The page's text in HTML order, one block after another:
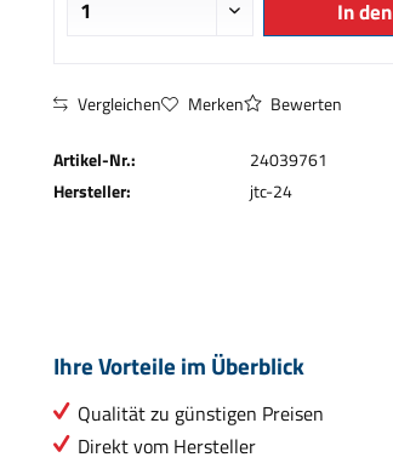
In den
Vergleichen Merken Bewerten
Artikel-Nr.:
24039761
Hersteller:
jtc-24
Ihre Vorteile im Überblick
Qualität zu günstigen Preisen
Direkt vom Hersteller